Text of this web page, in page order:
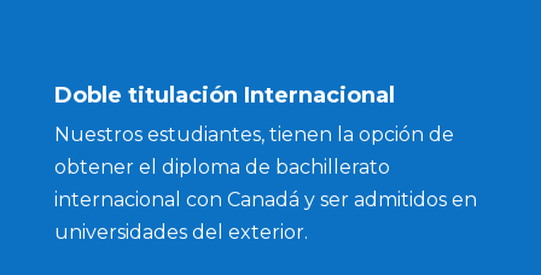
Doble titulación Internacional
Nuestros estudiantes, tienen la opción de
obtener el diploma de bachillerato
internacional con Canadá y ser admitidos en
universidades del exterior.